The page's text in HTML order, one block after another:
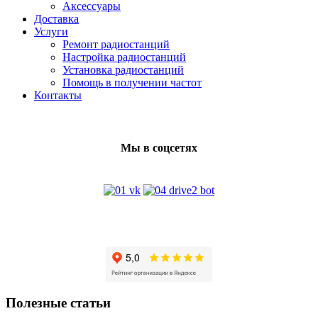
Аксессуары
Доставка
Услуги
Ремонт радиостанций
Настройка радиостанций
Установка радиостанций
Помощь в получении частот
Контакты
Мы в соцсетях
Полезные статьи